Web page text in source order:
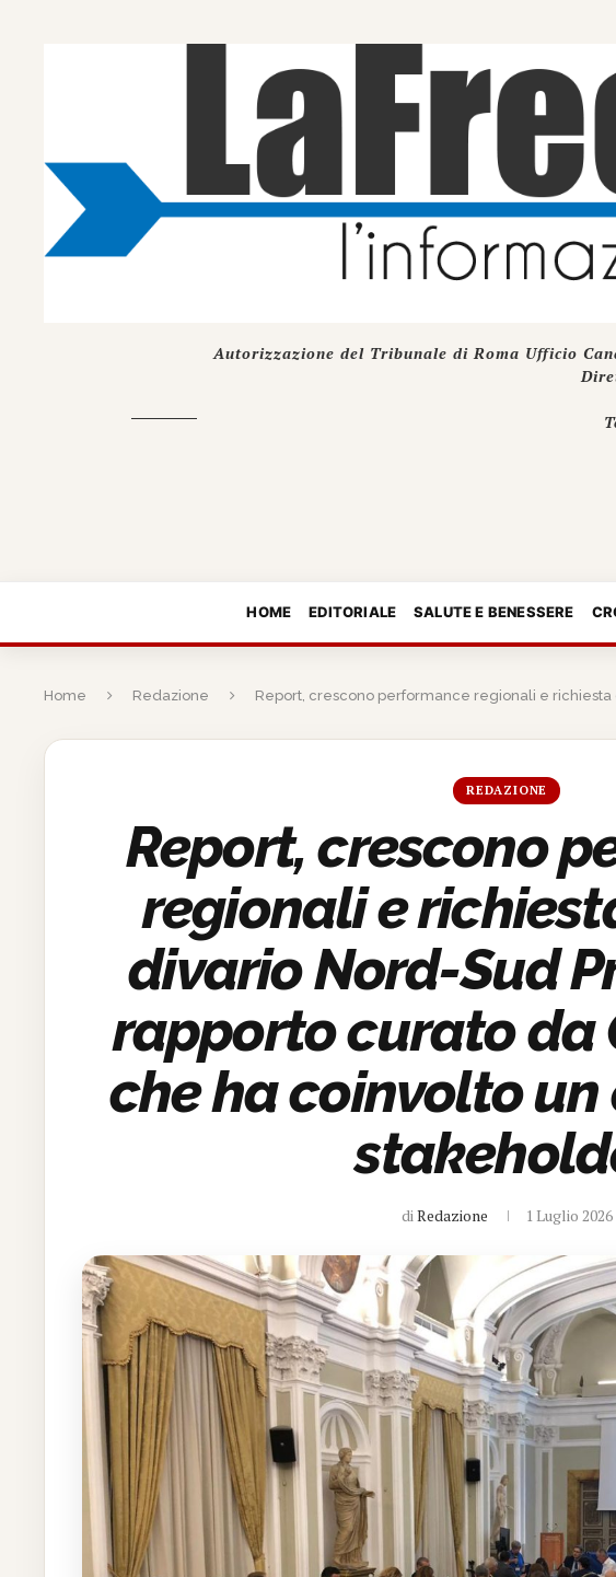
Autorizzazione del Tribunale di Roma Ufficio
HOME EDITORIALE SALUTE E BENESSERE
Home Redazione Report, crescono performance regionali e
REDAZIONE
Report, crescono
regionali e
divario Nord-Sud
rapporto curato da
che ha coinvolto
diRedazione 1 Luglio 2026